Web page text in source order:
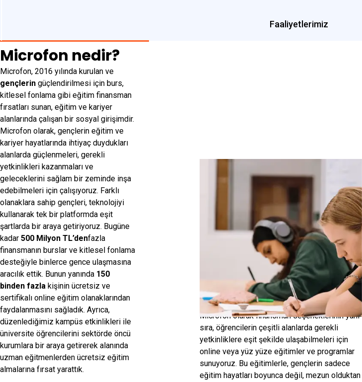
Faaliyetlerimiz
Microfon nedir?
Microfon, 2016 yılında kurulan ve
gençlerin güçlendirilmesi için burs,
kitlesel fonlama gibi eğitim finansman
fırsatları sunan, eğitim ve kariyer
alanlarında çalışan bir sosyal girişimdir.
Microfon olarak, gençlerin eğitim ve
kariyer hayatlarında ihtiyaç duydukları
alanlarda güçlenmeleri, gerekli
yetkinlikleri kazanmaları ve
geleceklerini sağlam bir zeminde inşa
edebilmeleri için çalışıyoruz. Farklı
olanaklara sahip gençleri, teknolojiyi
kullanarak tek bir platformda eşit
şartlarda bir araya getiriyoruz. Bugüne
kadar 500 Milyon TL’denfazla
finansmanın burslar ve kitlesel fonlama
desteğiyle binlerce gence ulaşmasına
aracılık ettik. Bunun yanında 150
binden fazla kişinin ücretsiz ve
sertifikalı online eğitim olanaklarından
faydalanmasını sağladık. Ayrıca,
düzenlediğimiz kampüs etkinlikleri ile
üniversite öğrencilerini sektörde öncü
kurumlara bir araya getirerek alanında
uzman eğitmenlerden ücretsiz eğitim
almalarına fırsat yarattık.
Hikayemiz
2016 yılında, burs ekosistemini dönüştürmek
amacıyla eski ismimiz E-Bursum'la
yolculuğumuza başladık. Amacımız, kurumların
burs sistemlerini dijital olarak yönetmelerini
sağlayarak daha adil, eşitlikçi ve şeffaf bir
ekosistem yaratmaktı. Bu vizyonla, eğitim
finansmanı alanında hızla genişledik ve
Türkiye'nin ilk eğitim dikeyindeki kitlesel
fonlama platformunu kurarak öğrencilerin
bireylerden destek alarak kendi
finansmanlarını oluşturmalarına olanak tanıdık.
Microfon olarak finansman seçeneklerinin yanı
sıra, öğrencilerin çeşitli alanlarda gerekli
yetkinliklere eşit şekilde ulaşabilmeleri için
online veya yüz yüze eğitimler ve programlar
sunuyoruz. Bu eğitimlerle, gençlerin sadece
eğitim hayatları boyunca değil, mezun olduktan